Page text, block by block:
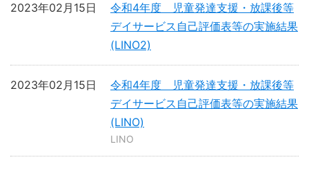
令和4年度 児童発達支援・放課後等
デイサービス自己評価表等の実施結果
(LINO2)
2023年02月15日
令和4年度 児童発達支援・放課後等
デイサービス自己評価表等の実施結果
(LINO)
2023年02月15日
LINO